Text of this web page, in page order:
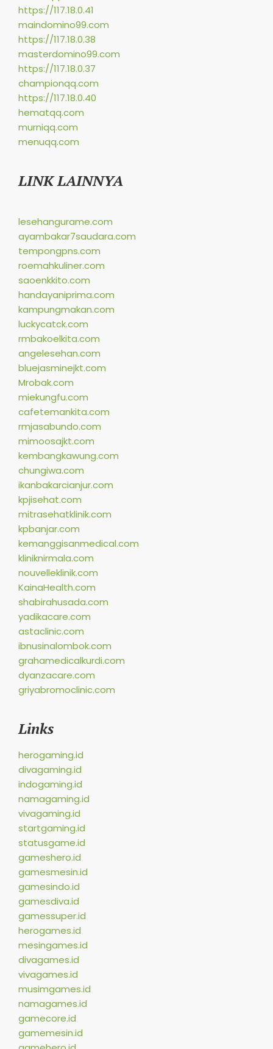
https://117.18.0.41
maindomino99.com
https://117.18.0.38
masterdomino99.com
https://117.18.0.37
championqq.com
https://117.18.0.40
hematqq.com
murniqq.com
menuqq.com
LINK LAINNYA
lesehangurame.com
ayambakar7saudara.com
tempongpns.com
roemahkuliner.com
saoenkkito.com
handayaniprima.com
kampungmakan.com
luckycatck.com
rmbakoelkita.com
angelesehan.com
bluejasminejkt.com
Mrobak.com
miekungfu.com
cafetemankita.com
rmjasabundo.com
mimoosajkt.com
kembangkawung.com
chungiwa.com
ikanbakarcianjur.com
kpjisehat.com
mitrasehatklinik.com
kpbanjar.com
kemanggisanmedical.com
kliniknirmala.com
nouvelleklinik.com
KainaHealth.com
shabirahusada.com
yadikacare.com
astaclinic.com
ibnusinalombok.com
grahamedicalkurdi.com
dyanzacare.com
griyabromoclinic.com
Links
herogaming.id
divagaming.id
indogaming.id
namagaming.id
vivagaming.id
startgaming.id
statusgame.id
gameshero.id
gamesmesin.id
gamesindo.id
gamesdiva.id
gamessuper.id
herogames.id
mesingames.id
divagames.id
vivagames.id
musimgames.id
namagames.id
gamecore.id
gamemesin.id